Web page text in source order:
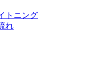
トニング
れ